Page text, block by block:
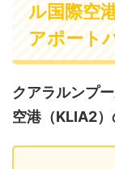
ル国際空
アポート
クアラルンプ
空港（KLIA2